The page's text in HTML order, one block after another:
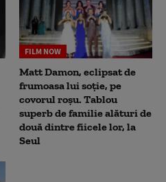
FILM NOW
Matt Damon, eclipsat de
frumoasa lui soție, pe
covorul roșu. Tablou
superb de familie alături de
două dintre fiicele lor, la
Seul